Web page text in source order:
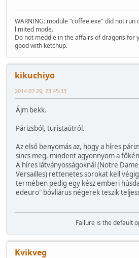
WARNING: module "coffee.exe" did not
limited mode.
Do not meddle in the affairs of dragons for
good with ketchup.
kikuchiyo
2014-07-29, 23:45:33
Ájm bekk.
Párizsból, turistaútról.
Az első benyomás az, hogy a híres
sincs meg, mindent agyonnyom a
A híres látványosságoknál (Notre
Versailles) rettenetes sorokat kell
termében pedig egy kész emberi
edeuro" bóvliárus négerek teszik
Failure is the default
Kvikveg